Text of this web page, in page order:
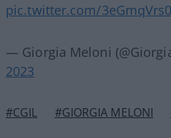
pic.twitter.com/
— Giorgia Meloni
2023
#CGIL #GIORGIA MELONI